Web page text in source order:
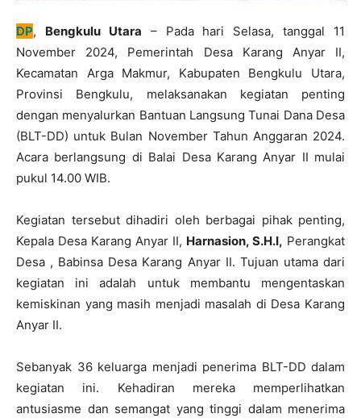
DP, Bengkulu Utara – Pada hari Selasa, tanggal 11
November 2024, Pemerintah Desa Karang Anyar II,
Kecamatan Arga Makmur, Kabupaten Bengkulu Utara,
Provinsi Bengkulu, melaksanakan kegiatan penting
dengan menyalurkan Bantuan Langsung Tunai Dana Desa
(BLT-DD) untuk Bulan November Tahun Anggaran 2024.
Acara berlangsung di Balai Desa Karang Anyar II mulai
pukul 14.00 WIB.
Kegiatan tersebut dihadiri oleh berbagai pihak penting,
Kepala Desa Karang Anyar II, Harnasion, S.H.I, Perangkat
Desa , Babinsa Desa Karang Anyar II. Tujuan utama dari
kegiatan ini adalah untuk membantu mengentaskan
kemiskinan yang masih menjadi masalah di Desa Karang
Anyar II.
Sebanyak 36 keluarga menjadi penerima BLT-DD dalam
kegiatan ini. Kehadiran mereka memperlihatkan
antusiasme dan semangat yang tinggi dalam menerima